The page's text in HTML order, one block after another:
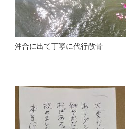
沖合に出て丁寧に代行散骨